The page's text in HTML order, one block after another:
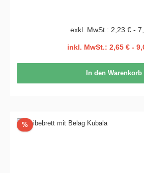
exkl. MwSt.: 2,23 € -
inkl. MwSt.: 2,65 € -
In den Warenkorb
%Rabatt